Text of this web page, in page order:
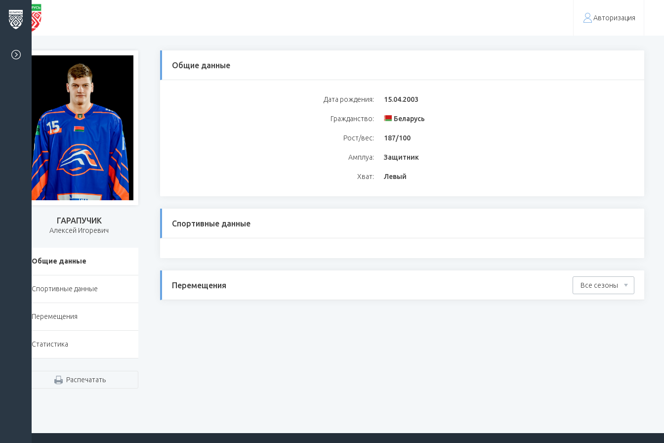
Авторизация
ГАРАПУЧИК
Алексей Игоревич
Общие данные
Спортивные данные
Перемещения
Статистика
Распечатать
Общие данные
Дата рождения: 15.04.2003
Гражданство: Беларусь
Рост/вес: 187/100
Амплуа: Защитник
Хват: Левый
Спортивные данные
Перемещения Все сезоны